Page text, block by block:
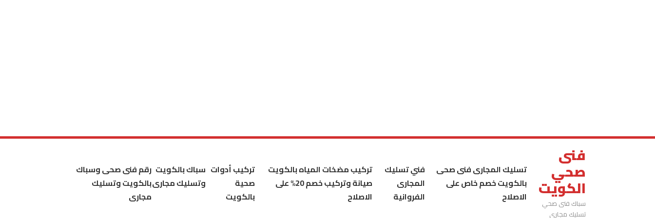
فنى
صحي
الكويت
سباك فنى صحي
تسليك مجاري
تسليك المجارى فنى صحى
بالكويت خصم خاص على
الاصلاح
فني تسليك
المجارى
الفروانية
تركيب مضخات المياه بالكويت
صيانة وتركيب خصم 20% على
الاصلاح
تركيب أدوات
صحية
بالكويت
سباك بالكويت
وتسليك مجارى
رقم فنى صحى وسباك
بالكويت وتسليك
مجارى